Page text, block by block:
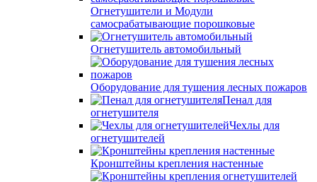
Огнетушители и Модули
самосрабатывающие порошковые
Огнетушитель автомобильный
Оборудование для тушения лесных пожаров
Пенал для
огнетушителя
Чехлы для
огнетушителей
Кронштейны крепления настенные